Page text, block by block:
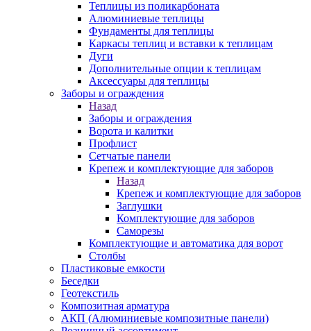
Теплицы из поликарбоната
Алюминиевые теплицы
Фундаменты для теплицы
Каркасы теплиц и вставки к теплицам
Дуги
Дополнительные опции к теплицам
Аксессуары для теплицы
Заборы и ограждения
Назад
Заборы и ограждения
Ворота и калитки
Профлист
Сетчатые панели
Крепеж и комплектующие для заборов
Назад
Крепеж и комплектующие для заборов
Заглушки
Комплектующие для заборов
Саморезы
Комплектующие и автоматика для ворот
Столбы
Пластиковые емкости
Беседки
Геотекстиль
Композитная арматура
АКП (Алюминиевые композитные панели)